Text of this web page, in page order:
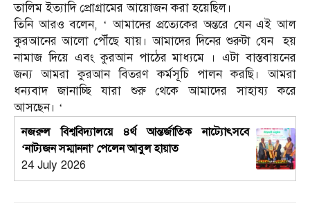
তালিম ইত্যাদি প্রোগ্রামের আয়োজন করা হয়েছিল।
তিনি আরও বলেন, ‘ আমাদের প্রত্যেকের অন্তরে যেন এই আল
কুরআনের আলো পৌঁছে যায়। আমাদের দিনের শুরুটা যেন হয়
নামাজ দিয়ে এবং কুরআন পাঠের মাধ্যমে । এটা বাস্তবায়নের
জন্য আমরা কুরআন বিতরণ কর্মসূচি পালন করছি। আমরা
ধন্যবাদ জানাচ্ছি যারা শুরু থেকে আমাদের সাহায্য করে
আসছেন। ‘
নজরুল বিশ্ববিদ্যালয়ে ৪র্থ আন্তর্জাতিক নাট্যোৎসবে
‘নাট্যজন সম্মাননা’ পেলেন আবুল হায়াত
24 July 2026